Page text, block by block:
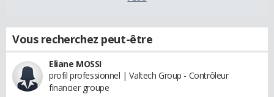
Vous recherchez peut-être
Eliane MOSSI
profil professionnel | Valtech Group - Contrôleur
financier groupe